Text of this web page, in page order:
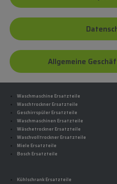
Allgemeine
Waschmaschine Ersatzteile
Waschtrockner Ersatzteile
Geschirrspüler Ersatzteile
Waschmaschinen Ersatzteile
Wäschetrockner Ersatzteile
Waschvolltrockner Ersatzteile
Miele Ersatzteile
Bosch Ersatzteile
Kühlschrank Ersatzteile